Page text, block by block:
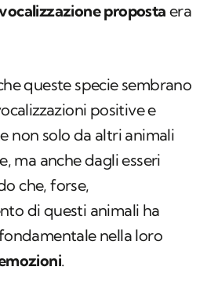
proposta era
queste specie sembrano
positive e
non solo da altri animali
ma anche dagli esseri
che, forse,
di questi animali ha
nella loro
.